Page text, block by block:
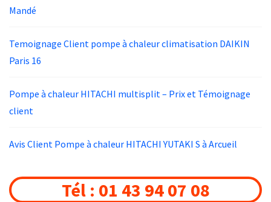
Mandé
Temoignage Client pompe à chaleur climatisation DAIKIN
Paris 16
Pompe à chaleur HITACHI multisplit – Prix et Témoignage
client
Avis Client Pompe à chaleur HITACHI YUTAKI S à Arcueil
Tél : 01 43 94 07 08